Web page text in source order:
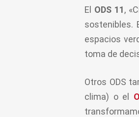
El ODS 11,
sostenibles.
espacios
toma de
Otros ODS
clima) o el